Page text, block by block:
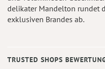
delikater Mandelton rundet
exklusiven Brandes ab.
TRUSTED SHOPS